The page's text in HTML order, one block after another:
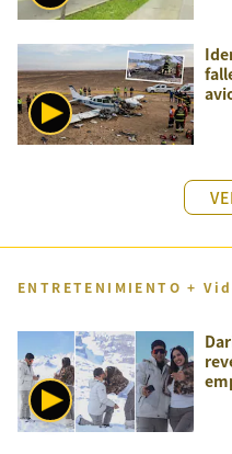
ENTRETENIMIENTO +